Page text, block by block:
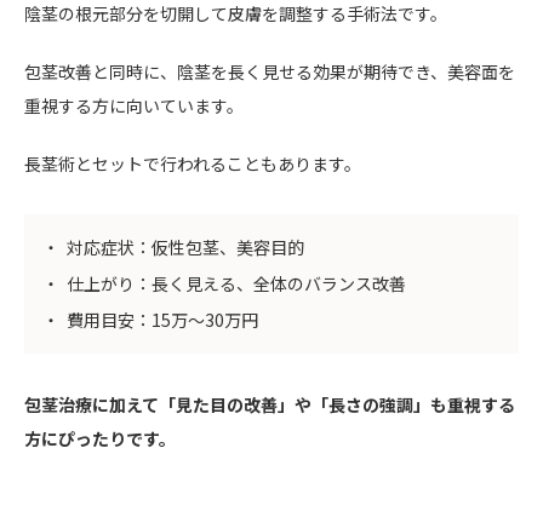
陰茎の根元部分を切開して皮膚を調整する手術法です。
包茎改善と同時に、陰茎を長く見せる効果が期待でき、美容面を
重視する方に向いています。
長茎術とセットで行われることもあります。
対応症状：仮性包茎、美容目的
仕上がり：長く見える、全体のバランス改善
費用目安：15万〜30万円
包茎治療に加えて「見た目の改善」や「長さの強調」も重視する
方にぴったりです。